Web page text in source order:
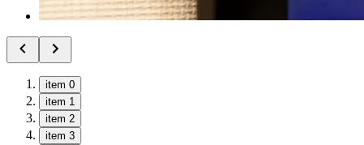
item 0
item 1
item 2
item 3